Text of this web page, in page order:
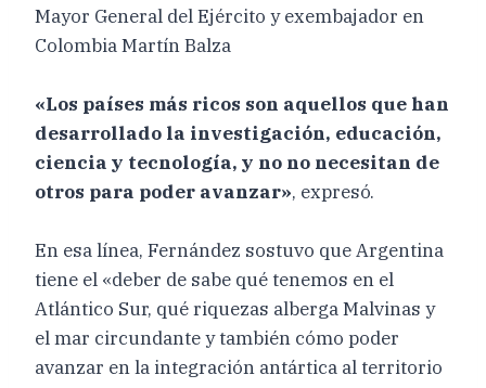
Mayor General del Ejército y exembajador en
Colombia Martín Balza
«Los países más ricos son aquellos que han
desarrollado la investigación, educación,
ciencia y tecnología, y no no necesitan de
otros para poder avanzar», expresó.
En esa línea, Fernández sostuvo que Argentina
tiene el «deber de sabe qué tenemos en el
Atlántico Sur, qué riquezas alberga Malvinas y
el mar circundante y también cómo poder
avanzar en la integración antártica al territorio